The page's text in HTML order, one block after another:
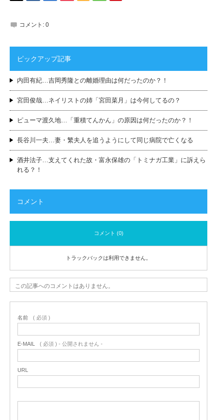
コメント: 0
ピックアップ記事
内田有紀…吉岡秀隆との離婚理由は何だったのか？！
宮田俊哉…ネイリストの姉「宮田菜月」は今何してるの？
ピューマ渡久地…「重積てんかん」の原因は何だったのか？！
長谷川一夫…妻・繁夫人を追うようにして同じ病院で亡くなる
酒井法子…支えてくれた故・富永保雄の「トミナガ工業」に訴えら
れる？！
コメント
コメント (0)
トラックバックは利用できません。
この記事へのコメントはありません。
名前 ( 必須 )
E-MAIL ( 必須 ) - 公開されません -
URL